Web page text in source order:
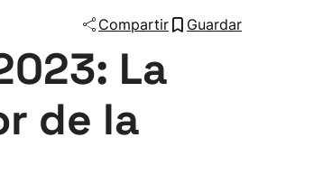
Compartir Guardar
La
de la